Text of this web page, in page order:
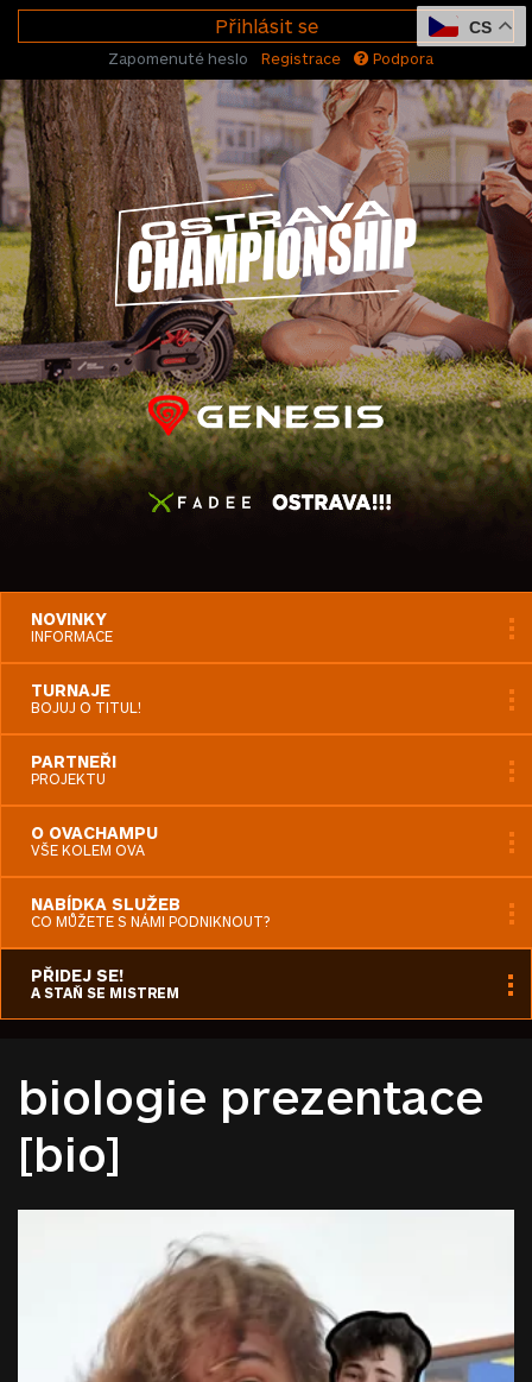
CS
Přihlásit se
Zapomenuté heslo Registrace Podpora
NOVINKY
INFORMACE
TURNAJE
BOJUJ O TITUL!
PARTNEŘI
PROJEKTU
O OVACHAMPU
VŠE KOLEM OVA
NABÍDKA SLUŽEB
CO MŮŽETE S NÁMI PODNIKNOUT?
PŘIDEJ SE!
A STAŇ SE MISTREM
biologie prezentace
[bio]